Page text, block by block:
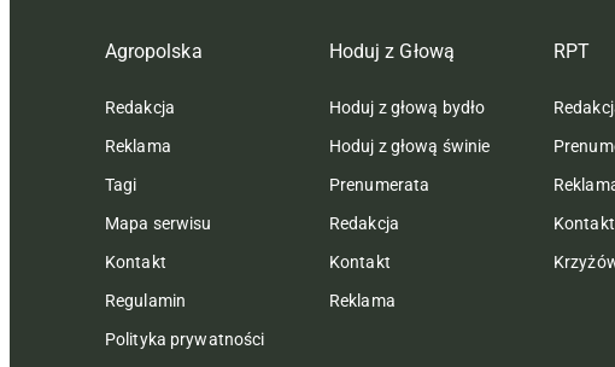
Agropolska
Redakcja
Reklama
Tagi
Mapa serwisu
Kontakt
Regulamin
Polityka prywatności
Hoduj z Głową
Hoduj z głową bydło
Hoduj z głową świnie
Prenumerata
Redakcja
Kontakt
Reklama
RPT
Kontakt